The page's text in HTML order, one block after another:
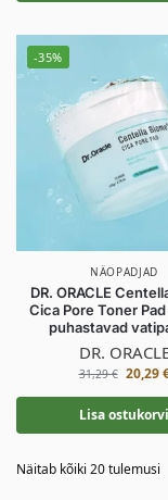
-35%
NÄOPADJAD
DR. ORACLE
Cica Pore Toner
puhastavad
DR.
31,29€ 20,29
Lisa ostukorvi
Näitab kõiki 20 tulemusi